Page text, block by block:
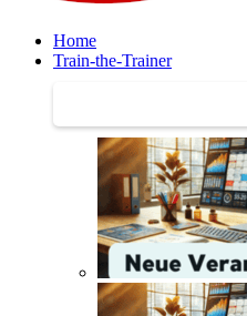
Home
Train-the-Trainer